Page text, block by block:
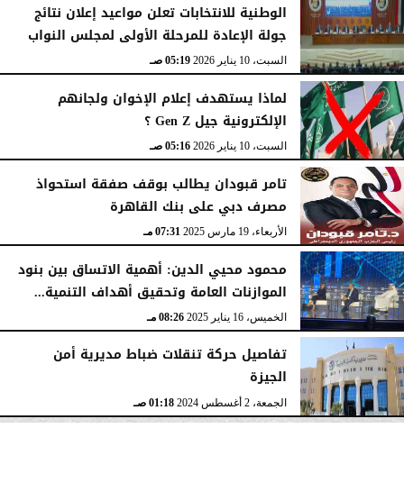
الوطنية للانتخابات تعلن مواعيد إعلان نتائج
جولة الإعادة للمرحلة الأولى لمجلس النواب
السبت، 10 يناير 2026 05:19 صـ
لماذا يستهدف إعلام الإخوان ولجانهم
الإلكترونية جيل Gen Z ؟
السبت، 10 يناير 2026 05:16 صـ
تامر قبودان يطالب بوقف صفقة استحواذ
مصرف دبي على بنك القاهرة
الأربعاء، 19 مارس 2025 07:31 مـ
محمود محيي الدين: أهمية الاتساق بين بنود
الموازنات العامة وتحقيق أهداف التنمية...
الخميس، 16 يناير 2025 08:26 مـ
تفاصيل حركة تنقلات ضباط مديرية أمن
الجيزة
الجمعة، 2 أغسطس 2024 01:18 صـ